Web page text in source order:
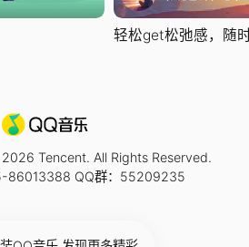
轻松get松弛感，随
2026 Tencent. All Rights Reserved.
86013388 QQ群：55209235